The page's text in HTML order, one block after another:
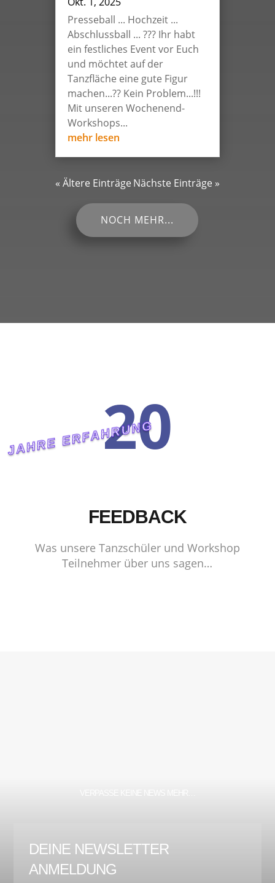
Presseball ... Hochzeit ...
Abschlussball ... ??? Ihr habt
ein festliches Event vor Euch
und möchtet auf der
Tanzfläche eine gute Figur
machen...?? Kein Problem...!!!
Mit unseren Wochenend-
Workshops...
mehr lesen
« Ältere Einträge Nächste Einträge »
NOCH MEHR...
20
JAHRE ERFAHRUNG
FEEDBACK
Was unsere Tanzschüler und Workshop
Teilnehmer über uns sagen…
DEINE NEWSLETTER
ANMELDUNG